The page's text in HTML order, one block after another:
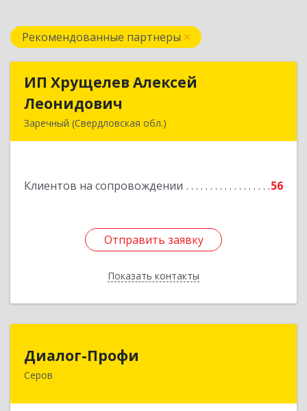
Рекомендованные партнеры
ИП Хрущелев Алексей
Леонидович
Заречный (Свердловская обл.)
Клиентов на сопровождении 56
Отправить заявку
Показать контакты
ИП Хрущелев Алексей
Подробнее
Отправить заявку
Назад
Диалог-Профи
Серов
624980, Свердловская обл, Серов г, Короленко